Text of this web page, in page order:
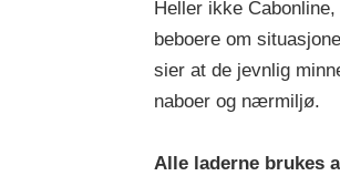
Heller ikke
beboere om
sier at de jevnlig
naboer og nærmiljø.
Alle laderne brukes